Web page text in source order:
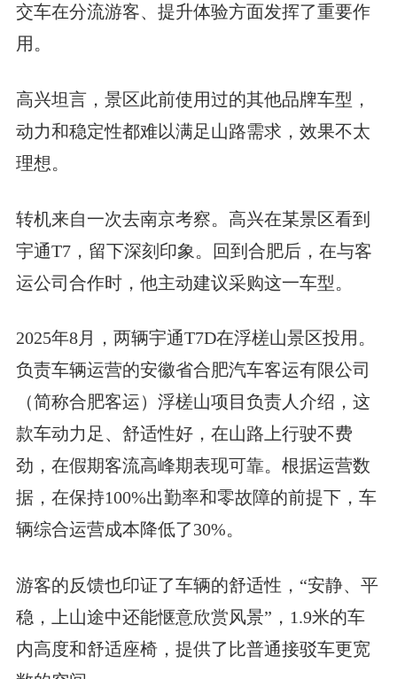
交车在分流游客、提升体验方面发挥了重要作
用。
高兴坦言，景区此前使用过的其他品牌车型，
动力和稳定性都难以满足山路需求，效果不太
理想。
转机来自一次去南京考察。高兴在某景区看到
宇通T7，留下深刻印象。回到合肥后，在与客
运公司合作时，他主动建议采购这一车型。
2025年8月，两辆宇通T7D在浮槎山景区投用。
负责车辆运营的安徽省合肥汽车客运有限公司
（简称合肥客运）浮槎山项目负责人介绍，这
款车动力足、舒适性好，在山路上行驶不费
劲，在假期客流高峰期表现可靠。根据运营数
据，在保持100%出勤率和零故障的前提下，车
辆综合运营成本降低了30%。
游客的反馈也印证了车辆的舒适性，“安静、平
稳，上山途中还能惬意欣赏风景”，1.9米的车
内高度和舒适座椅，提供了比普通接驳车更宽